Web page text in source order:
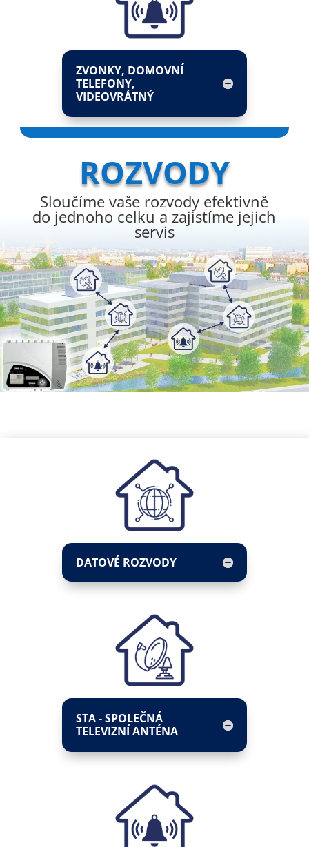
ZVONKY, DOMOVNÍ
TELEFONY,
VIDEOVRÁTNÝ
ROZVODY
Sloučíme vaše rozvody efektivně
do jednoho celku a zajistíme jejich
servis
DATOVÉ ROZVODY
STA - SPOLEČNÁ
TELEVIZNÍ ANTÉNA